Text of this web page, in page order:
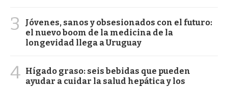
3
Jóvenes, sanos y obsesionados con el futuro:
el nuevo boom de la medicina de la
longevidad llega a Uruguay
4 Hígado graso: seis bebidas que pueden
ayudar a cuidar la salud hepática y los